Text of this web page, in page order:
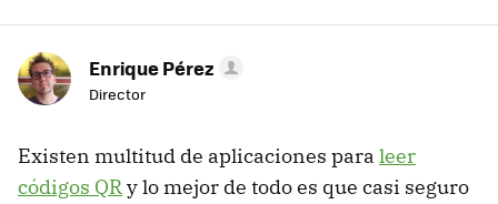
Enrique Pérez
Director
Existen multitud de aplicaciones para leer
códigos QRy lo mejor de todo es que casi seguro